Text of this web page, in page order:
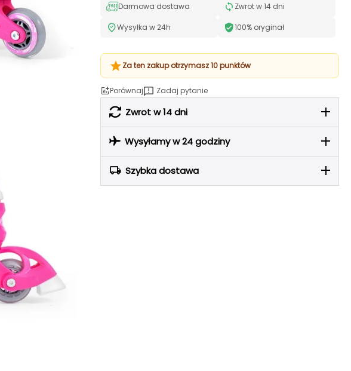
Darmowa dostawa Zwrot w 14 dni
Wysyłka w 24h 100% oryginał
Za ten zakup otrzymasz 10 punktów
Porównaj Zadaj pytanie
Zwrot w 14 dni
Wysyłamy w 24 godziny
Szybka dostawa